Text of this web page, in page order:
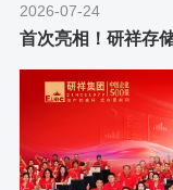
2026-07-24
首次亮相！研祥存